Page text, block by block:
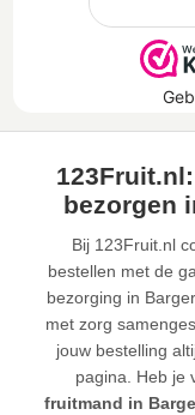
bezorgen
Bij 123Fruit.nl
bestellen met de
bezorging in
met zorg
jouw bestelling
pagina. Heb je
fruitmand in